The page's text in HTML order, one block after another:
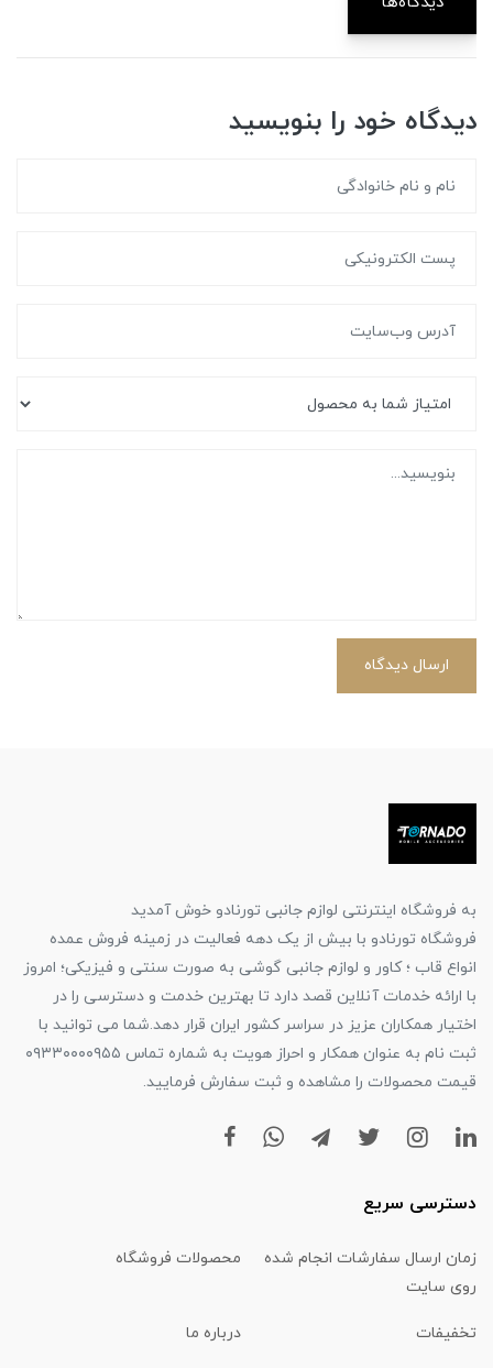
دیدگاه خود را بنویسید
ارسال دیدگاه
به فروشگاه اینترنتی لوازم جانبی تورنادو خوش آمدید
فروشگاه تورنادو با بیش از یک دهه فعالیت در زمینه فروش عمده
انواع قاب ؛ کاور و لوازم جانبی گوشی به صورت سنتی و فیزیکی؛ امروز
با ارائه خدمات آنلاین قصد دارد تا بهترین خدمت و دسترسی را در
اختیار همکاران عزیز در سراسر کشور ایران قرار دهد.شما می توانید با
ثبت نام به عنوان همکار و احراز هویت به شماره تماس ۰۹۳۳۰۰۰۰۹۵۵
قیمت محصولات را مشاهده و ثبت سفارش فرمایید.
دسترسی سریع
زمان ارسال سفارشات انجام شده
روی سایت
محصولات فروشگاه
تخفیفات درباره ما